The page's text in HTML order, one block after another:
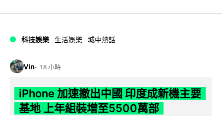
科技娛樂 生活娛樂 城中熱話
Vin 18 小時
iPhone 加速撤出中國 印度成新機主要
基地 上年組裝增至5500萬部